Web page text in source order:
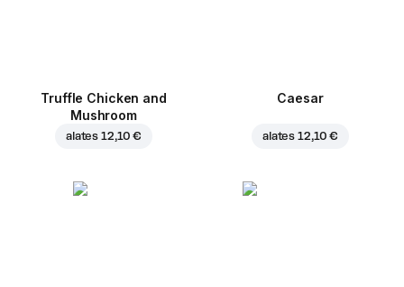
Truffle Chicken and
Mushroom
alates 12,10 €
Caesar
alates 12,10 €